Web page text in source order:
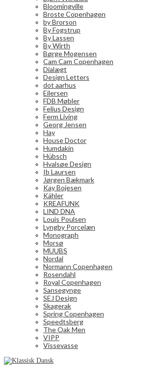
Bloomingville
Broste Copenhagen
by Brorson
By Fogstrup
By Lassen
By Wirth
Børge Mogensen
Cam Cam Copenhagen
Dialægt
Design Letters
dot aarhus
Eilersen
FDB Møbler
Felius Design
Ferm Living
Georg Jensen
Hay
House Doctor
Humdakin
Hübsch
Hvalsøe Design
Ib Laursen
Jørgen Bækmark
Kay Bojesen
Kähler
KREAFUNK
LIND DNA
Louis Poulsen
Lyngby Porcelæn
Monograph
Morsø
MUUBS
Nordal
Normann Copenhagen
Rosendahl
Royal Copenhagen
Sansegynge
SEJ Design
Skagerak
Spring Copenhagen
Speedtsberg
The Oak Men
VIPP
Vissevasse